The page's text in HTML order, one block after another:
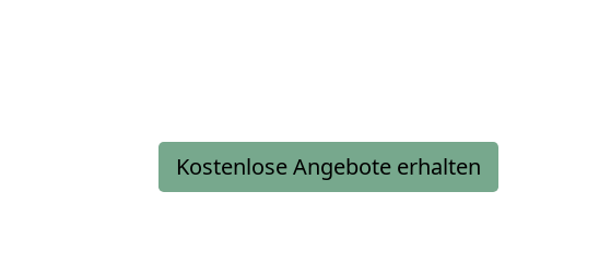
Kostenlose Angebote erhalten